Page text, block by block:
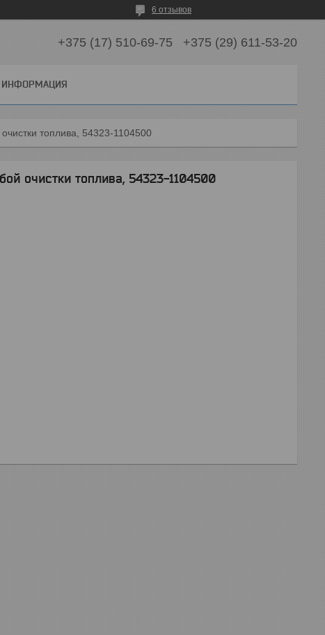
6 отзывов
+375 (17) 510-69-75 +375 (29) 611-53-20
ИНФОРМАЦИЯ
топлива, 54323-1104500
очистки топлива, 54323-1104500